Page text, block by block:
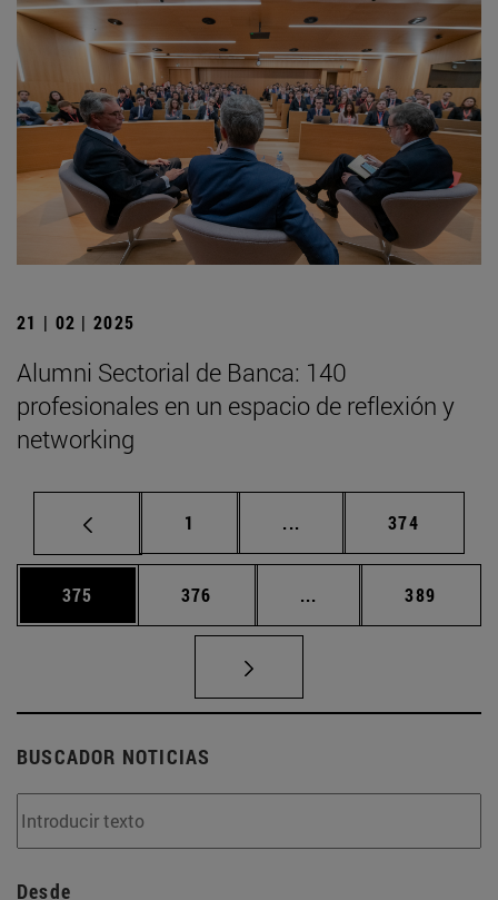
21 | 02 | 2025
Alumni Sectorial de Banca: 140
profesionales en un espacio de reflexión y
networking
Página
1 ... Páginas intermedias
Página
374
Página
375 Página
376 ... Páginas intermedias
Página
389
BUSCADOR NOTICIAS
Desde